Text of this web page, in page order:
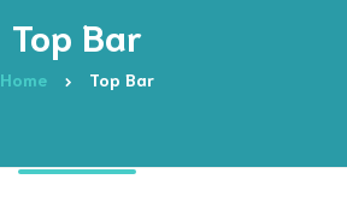
Top Bar
Home Top Bar